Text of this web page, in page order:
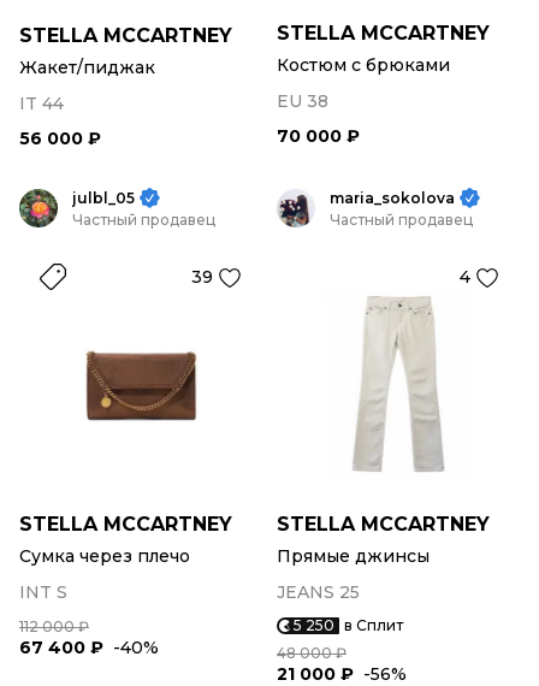
STELLA MCCARTNEY
Жакет/пиджак
IT 44
56 000 ₽
STELLA MCCARTNEY
Костюм с брюками
EU 38
70 000 ₽
julbl_05
Частный продавец
39
STELLA MCCARTNEY
Сумка через плечо
INT S
112 000 ₽
67 400 ₽ -40%
maria_sokolova
Частный продавец
4
STELLA MCCARTNEY
Прямые джинсы
JEANS 25
5 250 в Сплит
48 000 ₽
21 000 ₽ -56%